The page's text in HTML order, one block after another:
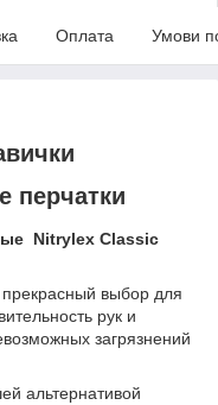
Оплата Умови
перчатки
Nitrylex Classic
выбор для
рук и
загрязнений
альтернативой